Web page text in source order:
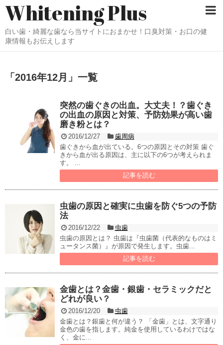
Whitening Plus
白い歯・綺麗な歯なら当サイトにおまかせ！口臭対策・お口の健
康情報もお伝えします
「 2016年12月 」 一覧
突然の歯ぐきの出血。大丈夫！？歯ぐき
の出血の原因と対策、予防効果が高い歯
磨き粉とは？
2016/12/27
歯周病
歯ぐきから血が出ている。6つの原因とその対策 歯ぐ
きから血が出る原因は、主に以下の6つが考えられま
す。 ...
記事を読む
虫歯の原因と確実に虫歯を防ぐ5つの予防
法
2016/12/22
虫歯
虫歯の原因とは？ 虫歯は『虫歯菌（代表的なものはミ
ュータンス菌）』が原因で発生します。虫歯...
記事を読む
金歯とは？金歯・銀歯・セラミックだと
どれが良い？
2016/12/20
虫歯
金歯とは？銀歯と何が違う？ 「金歯」とは、文字通り
金色の歯を指します。純金を使用しているわけではな
く、金に...